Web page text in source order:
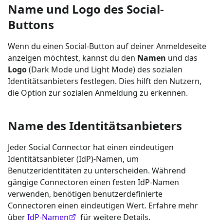
Name und Logo des Social-
Buttons
Wenn du einen Social-Button auf deiner Anmeldeseite
anzeigen möchtest, kannst du den Namen und das
Logo(Dark Mode und Light Mode) des sozialen
Identitätsanbieters festlegen. Dies hilft den Nutzern,
die Option zur sozialen Anmeldung zu erkennen.
Name des Identitätsanbieters
Jeder Social Connector hat einen eindeutigen
Identitätsanbieter (IdP)-Namen, um
Benutzeridentitäten zu unterscheiden. Während
gängige Connectoren einen festen IdP-Namen
verwenden, benötigen benutzerdefinierte
Connectoren einen eindeutigen Wert. Erfahre mehr
überIdP-Namen für weitere Details.